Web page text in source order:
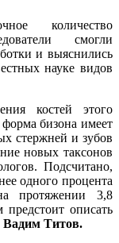
количество
смогли
и выяснились
науке видов
костей этого
бизона имеет
стержней и зубов
новых таксонов
Подсчитано,
одного процента
протяжении 3,8
описать
Вадим Титов.